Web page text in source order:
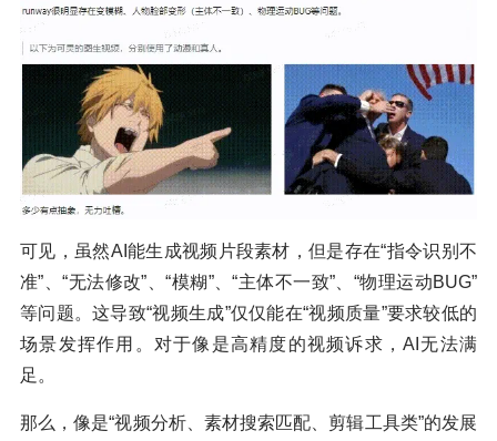
可见，虽然AI能生成视频片段素材，但是存在“指令识别不
准”、“无法修改”、“模糊”、“主体不一致”、“物理运动BUG”
等问题。这导致“视频生成”仅仅能在“视频质量”要求较低的
场景发挥作用。对于像是高精度的视频诉求，AI无法满
足。
那么，像是“视频分析、素材搜索匹配、剪辑工具类”的发展